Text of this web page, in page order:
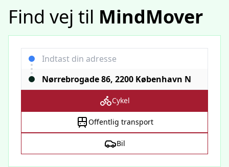
Find vej til MindMover
Cykel
Offentlig transport
Bil